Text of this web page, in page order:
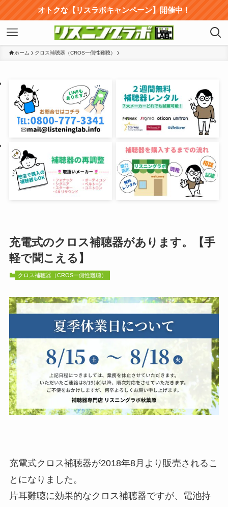
オトクな【リスラボキャンペーン】開催中！
ホーム クロス補聴器（CROS一側性難聴）
充電式のクロス補聴器があります。【手
軽で聞こえる】
クロス補聴器（CROS一側性難聴）
充電式クロス補聴器が2018年8月より販売されるこ
とになりました。
片耳難聴に効果的なクロス補聴器ですが、電池持